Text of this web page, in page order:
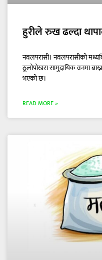
हुरीले रुख ढल्दा
नवलपरासी। नवलपरासीको
ठूलोपोखरा सामुदायिक वनमा
भएको छ।
READ MORE »